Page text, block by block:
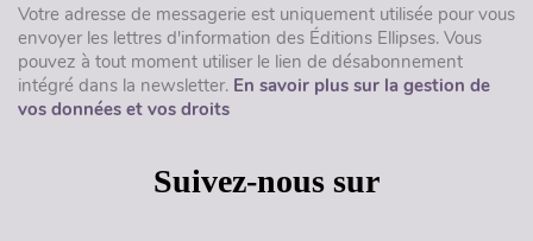
Votre adresse de messagerie est uniquement utilisée pour vous
envoyer les lettres d'information des Éditions Ellipses. Vous
pouvez à tout moment utiliser le lien de désabonnement
intégré dans la newsletter. En savoir plus sur la gestion de
vos données et vos droits
Suivez-nous sur